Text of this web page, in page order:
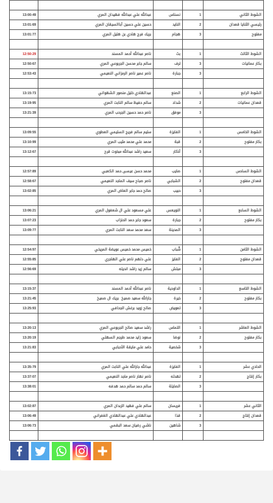
الشوط الثاني 1 نسناس عبدالله علي عبدالله فهيدان المري
13:00:49
رئيسي الثنايا قعدان
2 النايد حسين علي حسين أباالسيقان المري
13:01:69
مفتوح
3 هجام بريك فرج هادي بن هليل المري 13:01:77
الشوط الثالث 1 بث ناصر عبدالله أحمد المسند
12:50:29
بكار عمانيات
3 ترف سالم جابر محسن الجربوعي المري
12:50:67
3
جبارة ناصر عمير ناصر الرمزاني النعيمي 12:53:43
الشوط الرابع 1 الصنع عبدالهادي خليل منصور الشهواني
13:15:73
قعدان عمانيات
2 شداد سالم حفيظ سالم النابت المري
13:19:95
3
موفق ناصر حمد حسين الجرحب المري 13:21:39
الشوط الخامس 1 الفايزة سليم سالم فريج السليمي العطوي
13:09:55
بكار مفتوح
2 قبة محمد علي محمد مثيب المري
13:10:99
3
أذكار سعيد راشد عبدالله مبخوت قرح 13:12:67
الشوط السادس 1 صايب محمد حسن عيسى حمد الكعبي
12:57:89
قعدان مفتوح
2 الشبابي ناصر صباح سيف الماجد النعيمي
12:58:67
3
حبيب صالح حمد جابر العاض المري 13:02:85
الشوط السابع 1 النويعس علي مسعود علي ال شعفول المري
13:06:21
بكار مفتوح
2 جبارة سعود جابر حمد الحنزاب
13:07:23
3
المدينة سعد محمد سعد النابت المري 13:09:77
الشوط الثامن 1 شَّباب خميس محمد خميس عويضة المريخي
12:54:97
قعدان مفتوح
2 الفايز علي دلهم ناصر علي الهاجري
12:55:85
3
مبلش سالم زيد راشد انديله 12:56:69
الشوط التاسع 1 الداودية ناصر عبدالله أحمد المسند
13:15:37
بكار مفتوح
2 خيرة جارالله سعيد صميخ بريك ال صميخ
13:21:45
3
تعويض صالح زويد برغش الجحافي 13:25:93
الشوط العاشر 1 التماس راشد سعيد صالح الجربوعي المري
13:20:13
بكار مفتوح
2 نوضا سعود زايد محمد طرجم السهلي
13:20:19
3
شخصية حامد علي مايقة الأحبابي 13:21:83
الحادي عشر 1 الفايزة عبدالله جارالله علي النابت المري
13:35:79
بكار إنتاج
2 تهدئه ناصر نهار ناصر ماجد النعيمي
13:37:07
3
الصايلة سالم حمد سالم حمد هدفه 13:38:01
الثاني عشر 1 فريسان سالم علي فهيد الزبدان المري
13:02:87
قعدان إنتاج
2 قذا عبدالهادي علي عبدالهادي الغفراني
13:06:49
3
شاهين ناشي رضيان سعد البقمي 13:06:73